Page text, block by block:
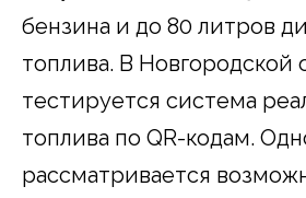
бензина и до 80 литров
топлива. В Новгородской
тестируется система
топлива по QR-кодам.
рассматривается